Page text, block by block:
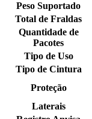
Peso Suportado
Total de Fraldas
Quantidade de
Pacotes
Tipo de Uso
Tipo de Cintura
Proteção
Laterais